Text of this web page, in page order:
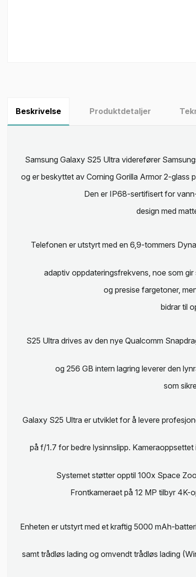
Beskrivelse Produktdetaljer
Samsung Galaxy S25 Ultra viderefører
og er beskyttet av Corning Gorilla Armor 2-glass
Den er IP68-sertifisert for
design med
Telefonen er utstyrt med en 6,9-tommers
adaptiv oppdateringsfrekvens, noe som
og presise fargetoner,
bidrar til
S25 Ultra drives av den nye Qualcomm
og 256 GB intern lagring leverer den
som
Galaxy S25 Ultra er utviklet for å levere
på f/1.7 for bedre lysinnslipp.
Systemet støtter opptil 100x Space
Frontkameraet på 12 MP tilbyr 4K-
Enheten er utstyrt med et kraftig 5000 mAh-
samt trådløs lading og omvendt trådløs lading